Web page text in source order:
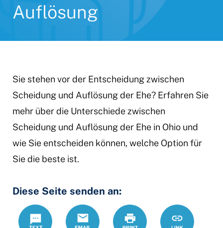
Auflösung
Sie stehen vor der Entscheidung zwischen
Scheidung und Auflösung der Ehe? Erfahren Sie
mehr über die Unterschiede zwischen
Scheidung und Auflösung der Ehe in Ohio und
wie Sie entscheiden können, welche Option für
Sie die beste ist.
Diese Seite senden an:
Text
Email Print https://
Link